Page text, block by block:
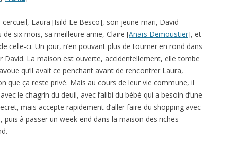
Laura [Isild Le Besco], son jeune mari, David
six mois, sa meilleure amie, Claire [Anaïs Demoustier], et
celle-ci. Un jour, n’en pouvant plus de tourner en rond dans
David. La maison est ouverte, accidentellement, elle tombe
qu’il avait ce penchant avant de rencontrer Laura,
que ça reste privé. Mais au cours de leur vie commune, il
le chagrin du deuil, avec l’alibi du bébé qui a besoin d’une
mais accepte rapidement d’aller faire du shopping avec
à passer un week-end dans la maison des riches